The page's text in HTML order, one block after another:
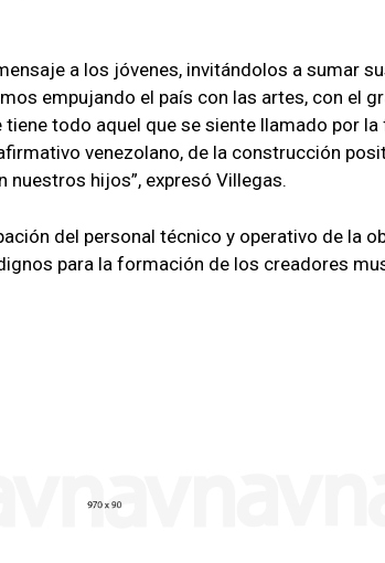
a los jóvenes, invitándolos a sumar
empujando el país con las artes, con el
todo aquel que se siente llamado por
venezolano, de la construcción
nuestros hijos”, expresó Villegas.
del personal técnico y operativo de la
para la formación de los creadores